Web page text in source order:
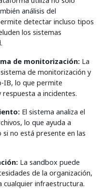
análisis del
detectar incluso tipos
los sistemas
de monitorización: La
de monitorización y
IB, lo que permite
a incidentes.
El sistema analiza el
lo que ayuda a
no está presente en las
La sandbox puede
de la organización,
infraestructura.